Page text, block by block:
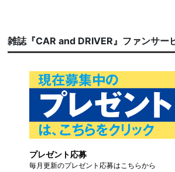
雑誌『CAR and DRIVER』ファンサー
プレゼント応募
毎月更新のプレゼント応募はこちらから